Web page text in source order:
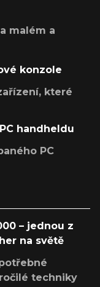
malém a
konzole
které
handheldu
PC
– jednou z
na světě
techniky